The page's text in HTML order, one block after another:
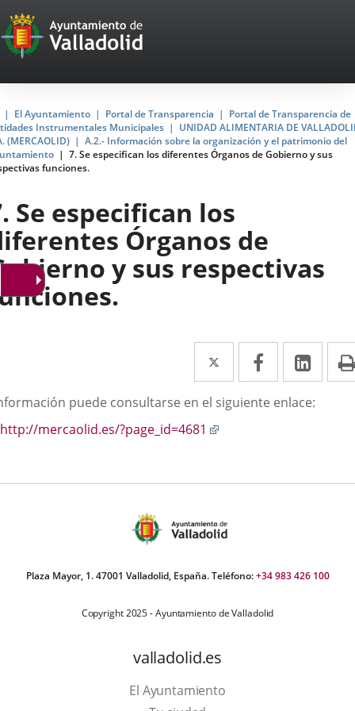
Portal
Web
del
Ayuntamiento
de
Valladolid
El Ayuntamiento Portal de Transparencia
Portal de Transparencia de
Instrumentales Municipales
UNIDAD ALIMENTARIA DE
(MERCAOLID)
A.2.- Información sobre la organización y el patrimonio del
7. Se especifican los diferentes Órganos de Gobierno y sus
funciones.
Se especifican los
Órganos de
y sus respectivas
Twitter
Enlace
a
una
Facebook
Enlace
a
una
a
una
puede consultarse en el siguiente enlace:
http://mercaolid.es/?page_id=4681
aplicación
Plaza Mayor, 1. 47001 Valladolid, España. Teléfono:+34 983 426 100
Copyright 2025 - Ayuntamiento de Valladolid
valladolid.es
El Ayuntamiento